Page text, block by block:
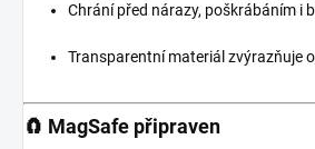
Chrání před nárazy, poškrábáním i
Transparentní materiál zvýrazňuje
🧲 MagSafe připraven